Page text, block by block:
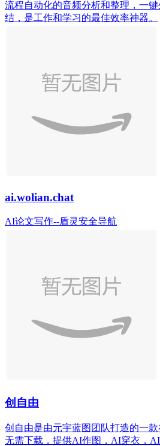
流程自动化的音频分析和整理，一
结，是工作和学习的最佳效率神器。
ai.wolian.chat
AI论文写作--盾灵安全导航
创自由
创自由是由元宇蓝图团队打造的一
无需下载，提供AI作图，AI穿衣，